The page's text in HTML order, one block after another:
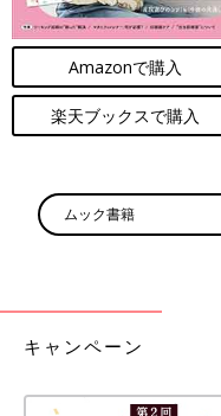
Amazonで購入
楽天ブックスで購入
ムック書籍
キャンペーン